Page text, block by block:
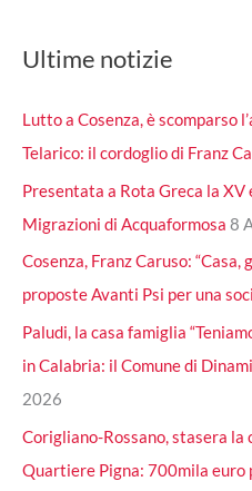
Ultime notizie
Lutto a Cosenza, è scomparso
Telarico: il cordoglio di Franz
Presentata a Rota Greca la
Migrazioni di Acquaformosa 8
Cosenza, Franz Caruso:
proposte Avanti Psi per una
Paludi, la casa famiglia
in Calabria: il Comune di
2026
Corigliano-Rossano, stasera la
Quartiere Pigna: 700mila euro